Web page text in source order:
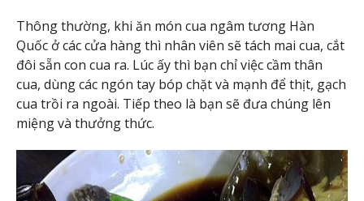
Thông thường, khi ăn món cua ngâm tương Hàn
Quốc ở các cửa hàng thì nhân viên sẽ tách mai cua, cắt
đôi sẵn con cua ra. Lúc ấy thì bạn chỉ việc cầm thân
cua, dùng các ngón tay bóp chặt và mạnh để thịt, gạch
cua trồi ra ngoài. Tiếp theo là bạn sẽ đưa chúng lên
miệng và thưởng thức.